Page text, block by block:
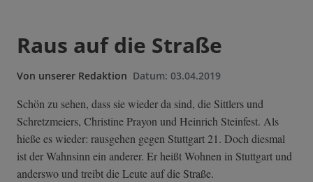
Raus auf die Straße
Von unserer Redaktion Datum: 03.04.2019
Schön zu sehen, dass sie wieder da sind, die Sittlers und
Schretzmeiers, Christine Prayon und Heinrich Steinfest. Als
hieße es wieder: rausgehen gegen Stuttgart 21. Doch diesmal
ist der Wahnsinn ein anderer. Er heißt Wohnen in Stuttgart und
anderswo und treibt die Leute auf die Straße.